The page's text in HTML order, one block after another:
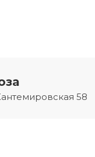
58